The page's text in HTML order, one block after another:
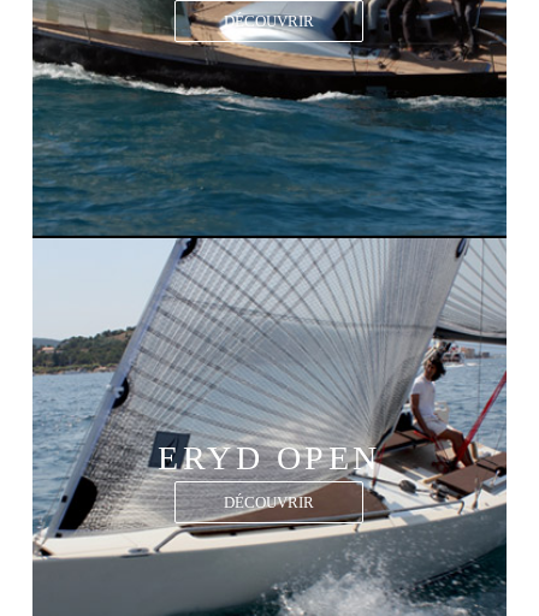
DÉCOUVRIR
ERYD OPEN
DÉCOUVRIR